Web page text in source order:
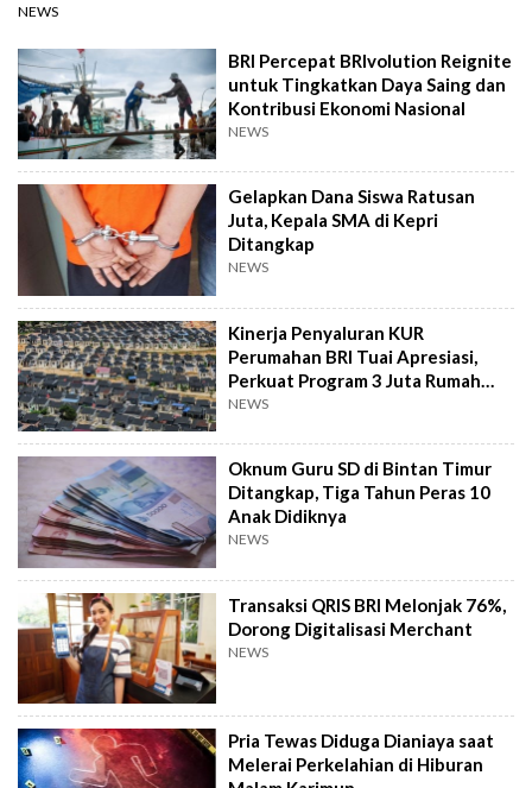
NEWS
BRI Percepat BRIvolution Reignite
untuk Tingkatkan Daya Saing dan
Kontribusi Ekonomi Nasional
NEWS
Gelapkan Dana Siswa Ratusan
Juta, Kepala SMA di Kepri
Ditangkap
NEWS
Kinerja Penyaluran KUR
Perumahan BRI Tuai Apresiasi,
Perkuat Program 3 Juta Rumah
Pemerintah
NEWS
Oknum Guru SD di Bintan Timur
Ditangkap, Tiga Tahun Peras 10
Anak Didiknya
NEWS
Transaksi QRIS BRI Melonjak 76%,
Dorong Digitalisasi Merchant
NEWS
Pria Tewas Diduga Dianiaya saat
Melerai Perkelahian di Hiburan